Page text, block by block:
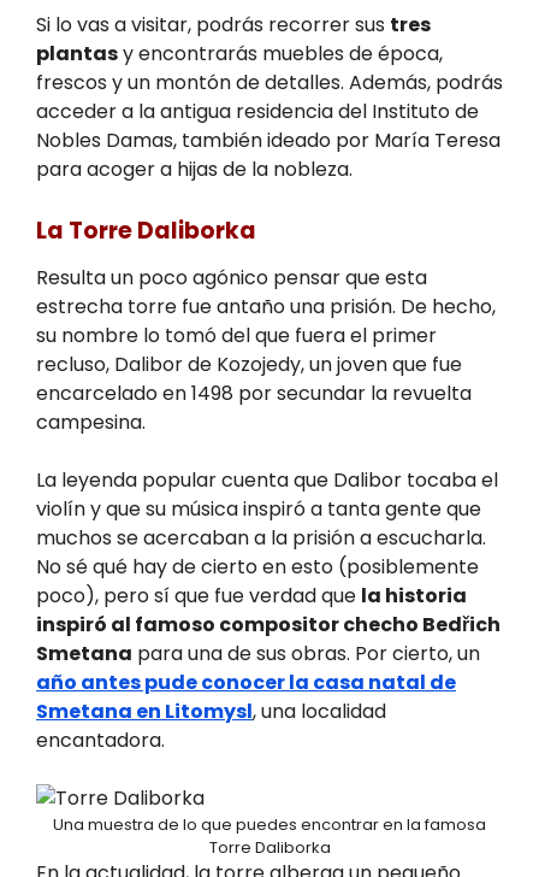
Si lo vas a visitar, podrás recorrer sus tres
plantasy encontrarás muebles de época,
frescos y un montón de detalles. Además, podrás
acceder a la antigua residencia del Instituto de
Nobles Damas, también ideado por María Teresa
para acoger a hijas de la nobleza.
La Torre Daliborka
Resulta un poco agónico pensar que esta
estrecha torre fue antaño una prisión. De hecho,
su nombre lo tomó del que fuera el primer
recluso, Dalibor de Kozojedy, un joven que fue
encarcelado en 1498 por secundar la revuelta
campesina.
La leyenda popular cuenta que Dalibor tocaba el
violín y que su música inspiró a tanta gente que
muchos se acercaban a la prisión a escucharla.
No sé qué hay de cierto en esto (posiblemente
poco), pero sí que fue verdad que la historia
inspiró al famoso compositor checho Bedřich
Smetana para una de sus obras. Por cierto, un
año antes pude conocer la casa natal de
Smetana en Litomysl, una localidad
encantadora.
Una muestra de lo que puedes encontrar en la famosa
Torre Daliborka